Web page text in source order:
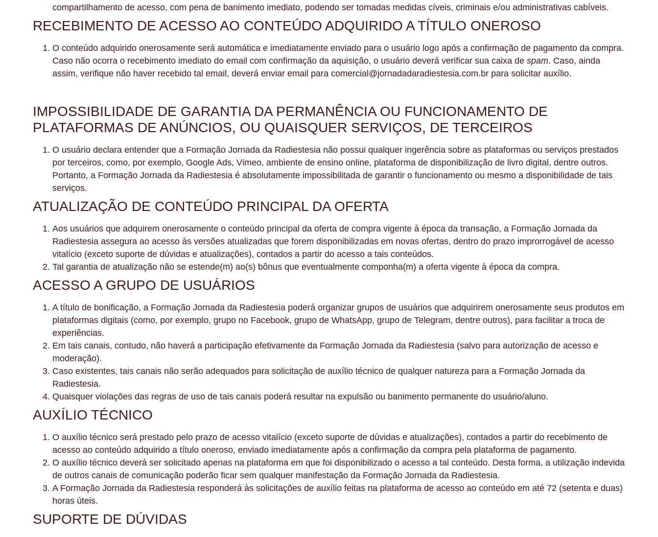
compartilhamento de acesso, com pena de banimento imediato, podendo ser tomadas medidas cíveis, criminais e/ou administrativas cabíveis.
RECEBIMENTO DE ACESSO AO CONTEÚDO ADQUIRIDO A TÍTULO ONEROSO
O conteúdo adquirido onerosamente será automática e imediatamente enviado para o usuário logo após a confirmação de pagamento da compra.
Caso não ocorra o recebimento imediato do email com confirmação da aquisição, o usuário deverá verificar sua caixa despam. Caso, ainda
assim, verifique não haver recebido tal email, deverá enviar email para comercial@jornadadaradiestesia.com.br para solicitar auxílio.
IMPOSSIBILIDADE DE GARANTIA DA PERMANÊNCIA OU FUNCIONAMENTO DE
PLATAFORMAS DE ANÚNCIOS, OU QUAISQUER SERVIÇOS, DE TERCEIROS
O usuário declara entender que a Formação Jornada da Radiestesia não possui qualquer ingerência sobre as plataformas ou serviços prestados
por terceiros, como, por exemplo, Google Ads, Vimeo, ambiente de ensino online, plataforma de disponibilização de livro digital, dentre outros.
Portanto, a Formação Jornada da Radiestesia é absolutamente impossibilitada de garantir o funcionamento ou mesmo a disponibilidade de tais
serviços.
ATUALIZAÇÃO DE CONTEÚDO PRINCIPAL DA OFERTA
Aos usuários que adquirem onerosamente o conteúdo principal da oferta de compra vigente à época da transação, a Formação Jornada da
Radiestesia assegura ao acesso às versões atualizadas que forem disponibilizadas em novas ofertas, dentro do prazo improrrogável de acesso
vitalício (exceto suporte de dúvidas e atualizações), contados a partir do acesso a tais conteúdos.
Tal garantia de atualização não se estende(m) ao(s) bônus que eventualmente componha(m) a oferta vigente à época da compra.
ACESSO A GRUPO DE USUÁRIOS
A título de bonificação, a Formação Jornada da Radiestesia poderá organizar grupos de usuários que adquirirem onerosamente seus produtos em
plataformas digitais (como, por exemplo, grupo no Facebook, grupo de WhatsApp, grupo de Telegram, dentre outros), para facilitar a troca de
experiências.
Em tais canais, contudo, não haverá a participação efetivamente da Formação Jornada da Radiestesia (salvo para autorização de acesso e
moderação).
Caso existentes, tais canais não serão adequados para solicitação de auxílio técnico de qualquer natureza para a Formação Jornada da
Radiestesia.
Quaisquer violações das regras de uso de tais canais poderá resultar na expulsão ou banimento permanente do usuário/aluno.
AUXÍLIO TÉCNICO
O auxílio técnico será prestado pelo prazo de acesso vitalício (exceto suporte de dúvidas e atualizações), contados a partir do recebimento de
acesso ao conteúdo adquirido a título oneroso, enviado imediatamente após a confirmação da compra pela plataforma de pagamento.
O auxílio técnico deverá ser solicitado apenas na plataforma em que foi disponibilizado o acesso a tal conteúdo. Desta forma, a utilização indevida
de outros canais de comunicação poderão ficar sem qualquer manifestação da Formação Jornada da Radiestesia.
A Formação Jornada da Radiestesia responderá às solicitações de auxílio feitas na plataforma de acesso ao conteúdo em até 72 (setenta e duas)
horas úteis.
SUPORTE DE DÚVIDAS